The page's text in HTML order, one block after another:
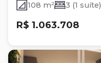
108 m² 3 (1 suíte)
R$ 1.063.708